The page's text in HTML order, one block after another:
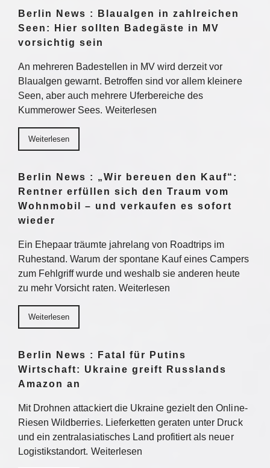
Berlin News : Blaualgen in zahlreichen
Seen: Hier sollten Badegäste in MV
vorsichtig sein
An mehreren Badestellen in MV wird derzeit vor
Blaualgen gewarnt. Betroffen sind vor allem kleinere
Seen, aber auch mehrere Uferbereiche des
Kummerower Sees. Weiterlesen
Weiterlesen
Berlin News : „Wir bereuen den Kauf“:
Rentner erfüllen sich den Traum vom
Wohnmobil – und verkaufen es sofort
wieder
Ein Ehepaar träumte jahrelang von Roadtrips im
Ruhestand. Warum der spontane Kauf eines Campers
zum Fehlgriff wurde und weshalb sie anderen heute
zu mehr Vorsicht raten. Weiterlesen
Weiterlesen
Berlin News : Fatal für Putins
Wirtschaft: Ukraine greift Russlands
Amazon an
Mit Drohnen attackiert die Ukraine gezielt den Online-
Riesen Wildberries. Lieferketten geraten unter Druck
und ein zentralasiatisches Land profitiert als neuer
Logistikstandort. Weiterlesen